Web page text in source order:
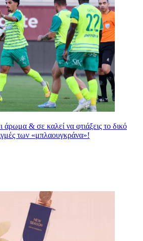
& σε καλεί να φτιάξεις το δικό
των «μπλαουγκράνα»!